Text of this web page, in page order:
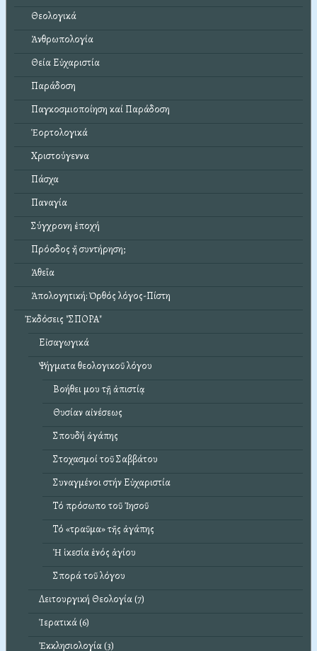
Θεολογικά
Ἀνθρωπολογία
Θεία Εὐχαριστία
Παράδοση
Παγκοσμιοποίηση καί Παράδοση
Ἑορτολογικά
Χριστούγεννα
Πάσχα
Παναγία
Σύγχρονη ἐποχή
Πρόοδος ἤ συντήρηση;
Ἀθεΐα
Ἀπολογητική: Ὀρθός λόγος-Πίστη
Ἐκδόσεις "ΣΠΟΡΑ"
Εἰσαγωγικά
Ψήγματα θεολογικοῦ λόγου
Βοήθει μου τῇ ἀπιστίᾳ
Θυσίαν αἰνέσεως
Σπουδή ἀγάπης
Στοχασμοί τοῦ Σαββάτου
Συναγμένοι στήν Εὐχαριστία
Τό πρόσωπο τοῦ Ἰησοῦ
Τό «τραῦμα» τῆς ἀγάπης
Ἡ ἱκεσία ἑνός ἁγίου
Σπορά τοῦ λόγου
Λειτουργική Θεολογία (7)
Ἱερατικά (6)
Ἐκκλησιολογία (3)